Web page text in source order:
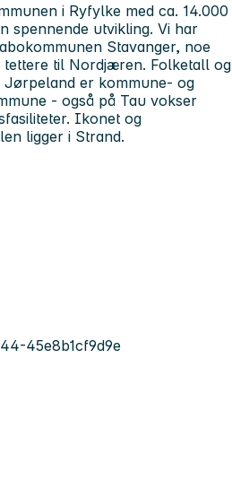
i Ryfylke med ca. 14.000
spennende utvikling. Vi har
Stavanger, noe
tettere til Nordjæren. Folketall og
er kommune- og
- også på Tau vokser
Ikonet og
ligger i Strand.
45e8b1cf9d9e